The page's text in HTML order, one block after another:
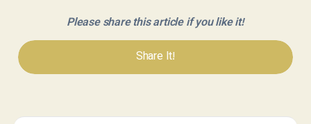
Please share this article if you like it!
Share It!